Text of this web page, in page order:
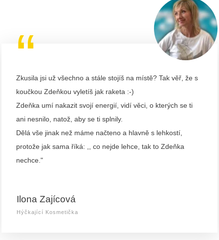
“
Zkusila jsi už všechno a stále stojíš na místě? Tak věř, že s
koučkou Zdeňkou vyletíš jak raketa :-)
Zdeňka umí nakazit svojí energií, vidí věci, o kterých se ti
ani nesnilo, natož, aby se ti splnily.
Dělá vše jinak než máme načteno a hlavně s lehkostí,
protože jak sama říká: ,, co nejde lehce, tak to Zdeňka
nechce."
Ilona Zajícová
Hýčkající Kosmetička